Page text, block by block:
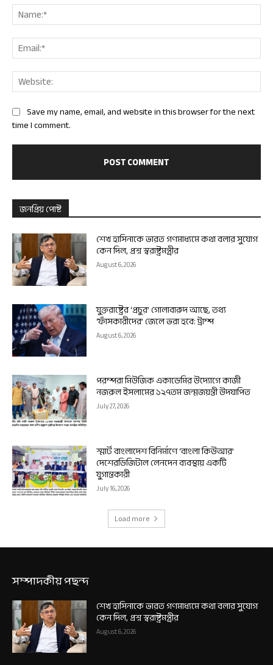
Save my name, email, and website in this browser for the next
time I comment.
জনপ্রিয় পোষ্ট
শেখ হাসিনাকে ভারত গণমাধ্যমে কথা বলার সুযোগ
কেন দিল, প্রশ্ন স্বরাষ্ট্রমন্ত্রীর
August 6, 2026
যুক্তরাষ্ট্রের ‘প্রচুর’ গোলাবারুদ আছে, তথ্য
‘ফাঁসকারীদের’ জেলে ভরা হবে: ট্রাম্প
August 6, 2026
পরম্পরা মিউজিক একাডেমির উদ্যোগে কাজী
নজরুল ইসলামের ১২৭তম জন্মজয়ন্তী উদযাপিত
July 27, 2026
স্মার্ট বাংলাদেশ বিনির্মাণে ‘বাংলা কিউআর’
দেশেরডিজিটাল লেনদেন ব্যবস্থায় একটি
যুগান্তকারী
July 16, 2026
Load more
সম্পাদকীয় পছন্দ
শেখ হাসিনাকে ভারত গণমাধ্যমে কথা বলার সুযোগ
কেন দিল, প্রশ্ন স্বরাষ্ট্রমন্ত্রীর
August 6, 2026